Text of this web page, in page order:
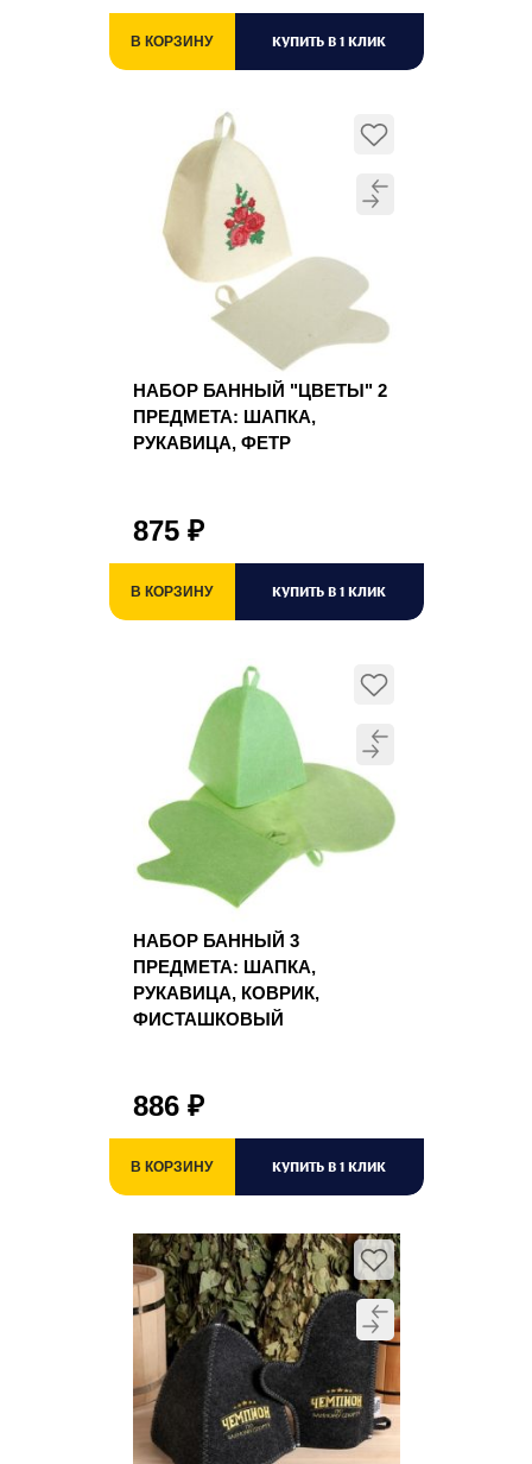
В КОРЗИНУ КУПИТЬ В 1 КЛИК
НАБОР БАННЫЙ "ЦВЕТЫ" 2
ПРЕДМЕТА: ШАПКА,
РУКАВИЦА, ФЕТР
875 ₽
В КОРЗИНУ КУПИТЬ В 1 КЛИК
НАБОР БАННЫЙ 3
ПРЕДМЕТА: ШАПКА,
РУКАВИЦА, КОВРИК,
ФИСТАШКОВЫЙ
886 ₽
В КОРЗИНУ КУПИТЬ В 1 КЛИК